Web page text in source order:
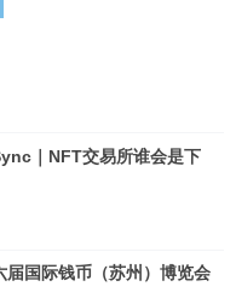
｜NFT交易所谁会是下
届国际钱币（苏州）博览会